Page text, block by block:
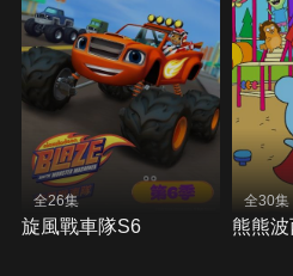
全26集
旋風戰車隊S6
全30集
熊熊